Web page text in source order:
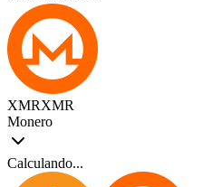
XMRXMR
Monero
Calculando...